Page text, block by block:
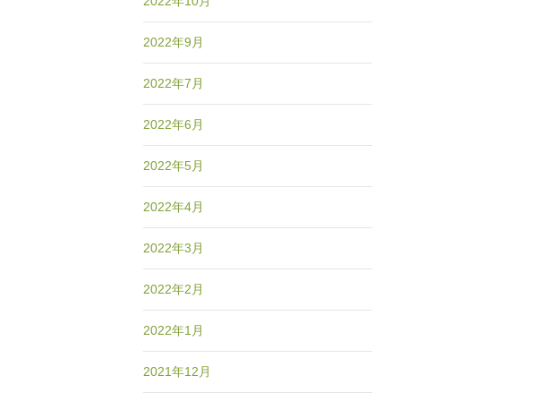
2022年9月
2022年7月
2022年6月
2022年5月
2022年4月
2022年3月
2022年2月
2022年1月
2021年12月